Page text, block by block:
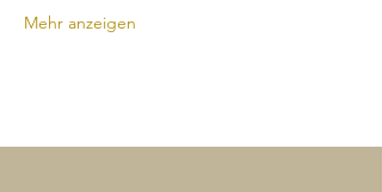
Mehr anzeigen